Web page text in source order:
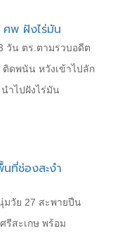
พ ฝังไร่มัน
วัน ตร.ตามรวบอดีต
ดพนัน หวังเข้าไปลัก
ำไปฝังไร่มัน
ที่ช่องสะงำ
วัย 27 สะพายปืน
รีสะเกษ พร้อม